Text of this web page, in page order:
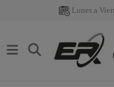
Lunes a